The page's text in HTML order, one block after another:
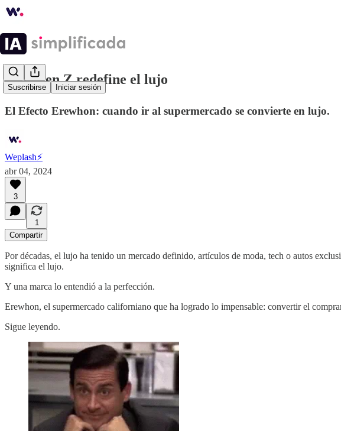
Suscribirse Iniciar sesión
⚡️La Gen Z redefine el lujo
El Efecto Erewhon: cuando ir al supermercado se convierte en lujo.
Weplash⚡️
abr 04, 2024
3
1
Compartir
Por décadas, el lujo ha tenido un mercado definido, artículos de moda, tech o autos
significa el lujo.
Y una marca lo entendió a la perfección.
Erewhon, el supermercado californiano que ha logrado lo impensable: convertir el
Sigue leyendo.